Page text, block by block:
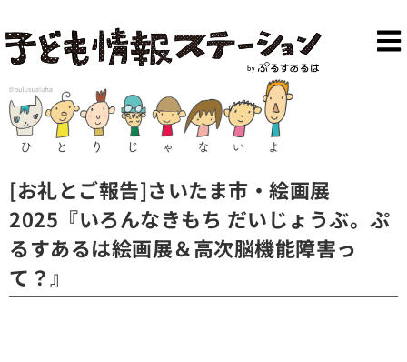
[お礼とご報告]さいたま市・絵画展
2025『いろんなきもち だいじょうぶ。ぷ
るすあるは絵画展＆高次脳機能障害っ
て？』